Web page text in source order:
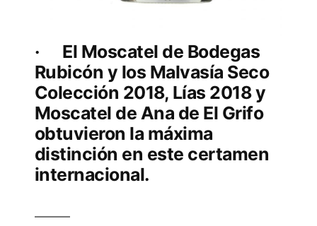
· El Moscatel de Bodegas
Rubicón y los Malvasía Seco
Colección 2018, Lías 2018 y
Moscatel de Ana de El Grifo
obtuvieron la máxima
distinción en este certamen
internacional.